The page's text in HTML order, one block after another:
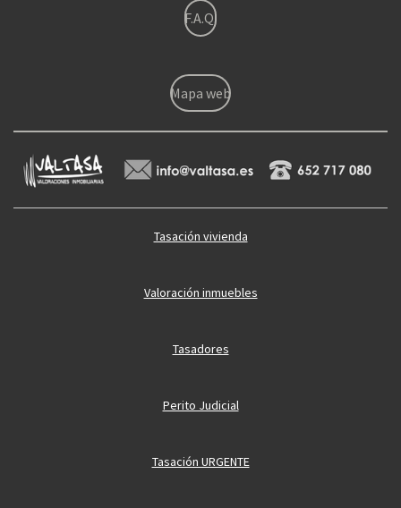
F.A.Q.
Mapa web
Tasación vivienda
Valoración inmuebles
Tasadores
Perito Judicial
Tasación URGENTE